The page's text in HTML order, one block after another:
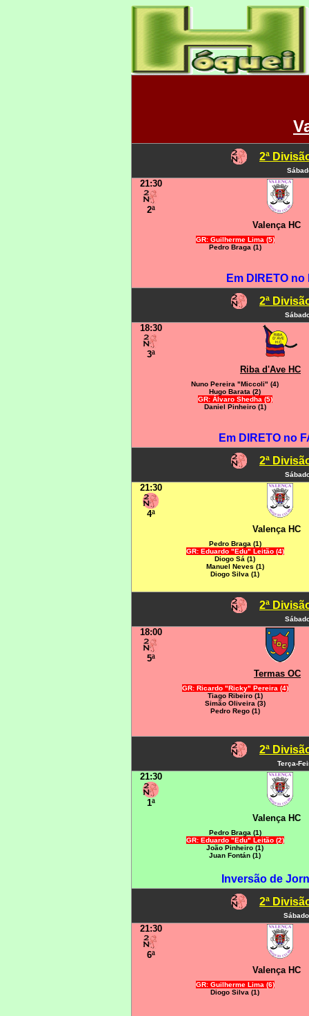
2ª
21:30
2ª
Valença HC
GR: Guilherme Lima (5)
Pedro Braga (1)
Em DIRETO
2ª
18:30
3ª
Riba d'Ave HC
Nuno Pereira "Miccoli" (4)
Hugo Barata (2)
GR: Álvaro Shedha (5)
Daniel Pinheiro (1)
Em DIRETO no
2ª
21:30
4ª
Valença HC
Pedro Braga (1)
GR: Eduardo "Edu" Leitão (4)
Diogo Sá (1)
Manuel Neves (1)
Diogo Silva (1)
2ª
18:00
5ª
Termas OC
GR: Ricardo "Ricky" Pereira (4)
Tiago Ribeiro (1)
Simão Oliveira (3)
Pedro Rego (1)
2ª
Terça-
21:30
1ª
Valença HC
Pedro Braga (1)
GR: Eduardo "Edu" Leitão (2)
João Pinheiro (1)
Juan Fontán (1)
Inversão de
2ª
21:30
6ª
Valença HC
GR: Guilherme Lima (6)
Diogo Silva (1)